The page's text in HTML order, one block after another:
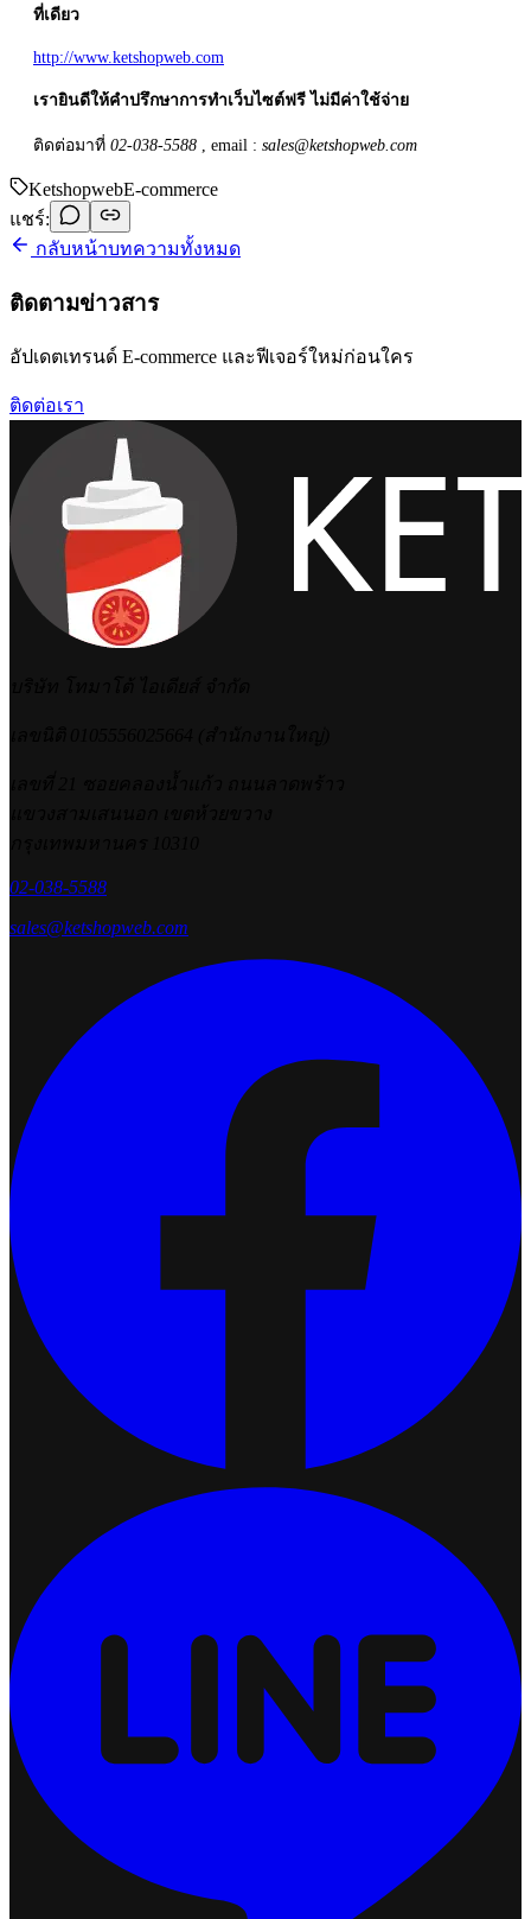
ที่เดียว
http://www.ketshopweb.com
เรายินดีให้คำปรึกษาการทำเว็บไซต์ฟรี ไม่มีค่าใช้จ่าย
ติดต่อมาที่ 02-038-5588 , email : sales@ketshopweb.com
KetshopwebE-commerce
แชร์:
กลับหน้าบทความทั้งหมด
ติดตามข่าวสาร
อัปเดตเทรนด์ E-commerce และฟีเจอร์ใหม่ก่อนใคร
ติดต่อเรา
02-038-5588
sales@ketshopweb.com